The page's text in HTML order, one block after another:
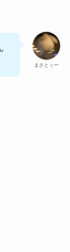
まさとぅー